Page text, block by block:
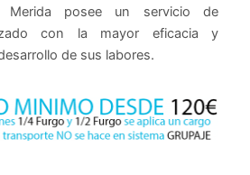
Merida posee un servicio de
con la mayor eficacia y
de sus labores.